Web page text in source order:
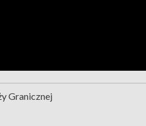
Granicznej